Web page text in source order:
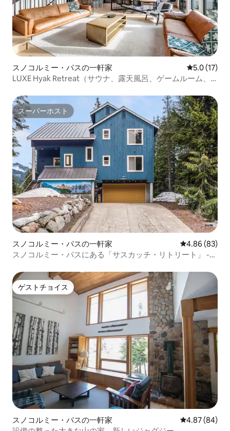
獲得することを目指していますので、チ
ェックイン時に携帯電話番号をお伝えし
ます。 家に何か問題があったり、不足し
ているものがあったり、ご滞在をより楽
しくするために必要なものがあったりし
た場合は、お気軽にご連絡ください。 リ
バーズエッジリトリートは、サリッシュ
ロッジ、スノコルミー滝、ツリーハウス
シジロセラーズなどの地元のワイナリ
ー、ノースベンドやスノコルミーバレー
に点在する素晴らしいハイキングコース
の近くにあります。 賃貸契約はワシント
ン州有限責任会社のWise Owl Properties
LLCとの間で締結されます。
~~~~~~~~~~~~ 損害賠償責任の免除
~~~~~~~~~~~ 問題が発生した場合は、
すぐにご連絡ください。 家主は、テナン
トおよび/またはテナントのゲスト、また
は家または敷地内の個人的な財産に対す
る損失、損害、傷害について一切の責任
を負いません。 本契約の書面または電子
的な承認により、テナントは、それに起
因する法的責任および/または責任から所
有者を永久に免責することに同意しま
す。
段を使う複数階建
イに面した屋外防
の駐車は禁止され
パーティーは禁止され
人気のログハウスの魅力 ゲス
ようなまれな組み
泊施設を選んで
ストまでスキーイ
ニティ・設備） •
様向けの柔軟な寝
山道を通らずにI-
ノコルミー峠での
きましたか？ 今すぐ山の隠れ家を予約し
て、ジャグジー、
楽しめるアドベン
るハイアックのキ
ましょう。
スノコルミー・パスの一軒家 レビュー17
5.0 (17)
LUXE Hyak Retreat（サウナ、露天風呂、ゲームルーム、6
スーパーホスト
スーパーホスト
スノコルミー・パスの一軒家 レビュー83
4.86 (83)
スノコルミー・パスにある「サスカッチ・リトリート」 -
ゲストチョイス
ゲストチョイス
スノコルミー・パスの一軒家 レビュー84
4.87 (84)